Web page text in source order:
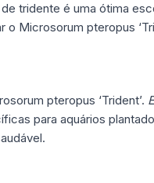
tridente é uma ótima
Microsorum pteropus
pteropus ‘Trident’.
para aquários